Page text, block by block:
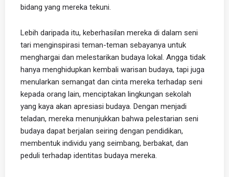
bidang yang mereka tekuni.
Lebih daripada itu, keberhasilan mereka di dalam seni
tari menginspirasi teman-teman sebayanya untuk
menghargai dan melestarikan budaya lokal. Angga tidak
hanya menghidupkan kembali warisan budaya, tapi juga
menularkan semangat dan cinta mereka terhadap seni
kepada orang lain, menciptakan lingkungan sekolah
yang kaya akan apresiasi budaya. Dengan menjadi
teladan, mereka menunjukkan bahwa pelestarian seni
budaya dapat berjalan seiring dengan pendidikan,
membentuk individu yang seimbang, berbakat, dan
peduli terhadap identitas budaya mereka.